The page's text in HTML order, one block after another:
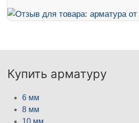
Купить арматуру
6 мм
8 мм
10 мм